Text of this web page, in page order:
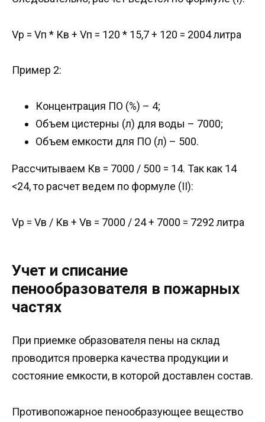
Vр = Vп * Кв + Vп = 120 * 15,7 + 120 = 2004 литра
Пример 2:
Концентрация ПО (%) – 4;
Объем цистерны (л) для воды – 7000;
Объем емкости для ПО (л) – 500.
Рассчитываем Кв = 7000 / 500 = 14. Так как 14
<24, то расчет ведем по формуле (II):
Vр = Vв / Кв + Vв = 7000 / 24 + 7000 = 7292 литра
Учет и списание
пенообразователя в пожарных
частях
При приемке образователя пены на склад
проводится проверка качества продукции и
состояние емкости, в которой доставлен состав.
Противопожарное пенообразующее вещество